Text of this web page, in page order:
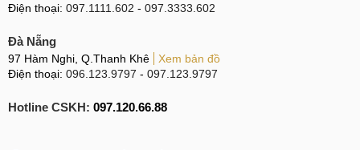
Điện thoại: 097.1111.602 - 097.3333.602
Đà Nẵng
97 Hàm Nghi, Q.Thanh Khê
Xem bản đồ
Điện thoại: 096.123.9797 - 097.123.9797
Hotline CSKH: 097.120.66.88